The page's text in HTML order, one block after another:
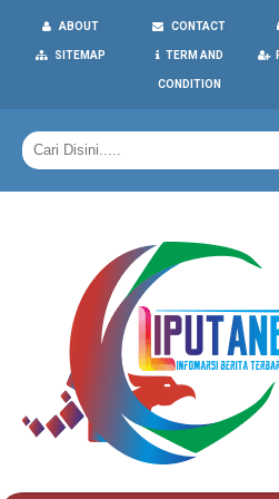
ABOUT CONTACT
SITEMAP TERM AND
CONDITION